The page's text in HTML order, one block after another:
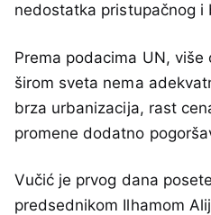
nedostatka pristupačnog
Prema podacima UN,
širom sveta nema
brza urbanizacija, rast
promene dodatno
Vučić je prvog dana
predsednikom Ilhamom